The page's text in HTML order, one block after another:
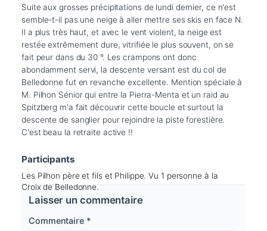
Suite aux grosses précipitations de lundi dernier, ce n'est
semble-t-il pas une neige à aller mettre ses skis en face N.
Il a plus très haut, et avec le vent violent, la neige est
restée extrêmement dure, vitrifiée le plus souvent, on se
fait peur dans du 30 °. Les crampons ont donc
abondamment servi, la descente versant est du col de
Belledonne fut en revanche excellente. Mention spéciale à
M. Pilhon Sénior qui entre la Pierra-Menta et un raid au
Spitzberg m'a fait découvrir cette boucle et surtout la
descente de sanglier pour rejoindre la piste forestière.
C'est beau la retraite active !!
Participants
Les Pilhon père et fils et Philippe. Vu 1 personne à la
Croix de Belledonne.
Laisser un commentaire
Commentaire *